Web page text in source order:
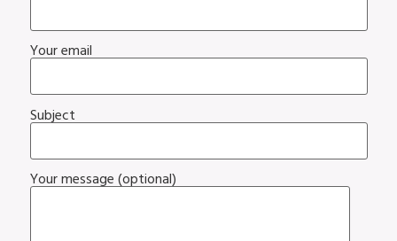
Your email
Subject
Your message (optional)